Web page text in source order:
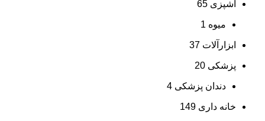
آشپزی 65
میوه 1
ابزارآلات 37
پزشکی 20
دندان پزشکی 4
خانه داری 149